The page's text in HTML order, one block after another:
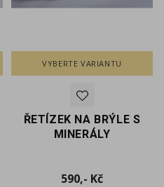
VYBERTE VARIANTU
ŘETÍZEK NA BRÝLE S
MINERÁLY
590,- KčCena